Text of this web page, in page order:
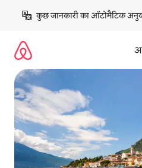
छोड़कर
कॉन्टेंट
कुछ जानकारी का ऑटोमैटिक